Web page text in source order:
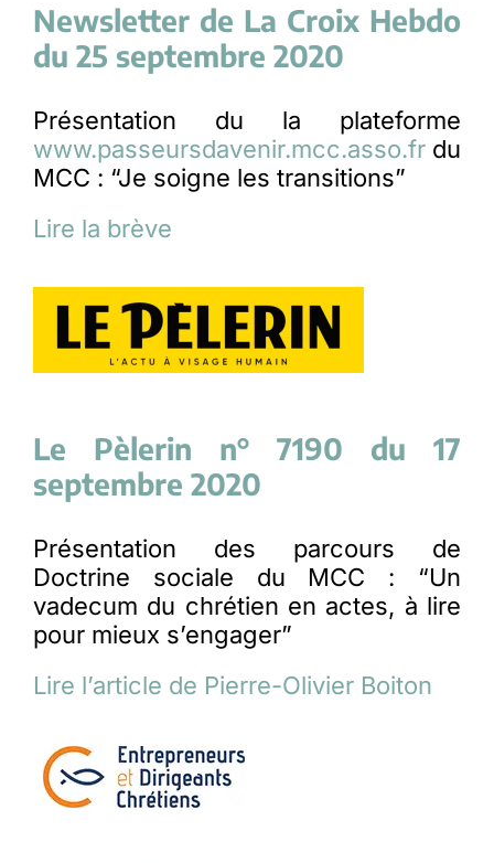
Newsletter de La Croix Hebdo
du 25 septembre 2020
Présentation du la plateforme
www.passeursdavenir.mcc.asso.fr du
MCC : “Je soigne les transitions”
Lire la brève
Le Pèlerin n° 7190 du 17
septembre 2020
Présentation des parcours de
Doctrine sociale du MCC : “Un
vadecum du chrétien en actes, à lire
pour mieux s’engager”
Lire l’article de Pierre-Olivier Boiton